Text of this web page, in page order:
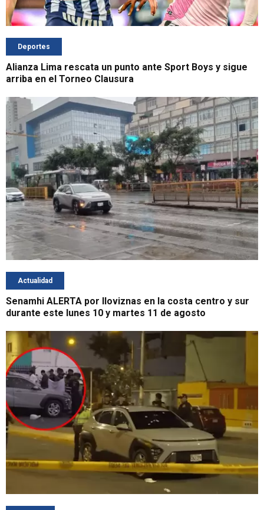
Deportes
Alianza Lima rescata un punto ante Sport Boys y sigue
arriba en el Torneo Clausura
Actualidad
Senamhi ALERTA por lloviznas en la costa centro y sur
durante este lunes 10 y martes 11 de agosto